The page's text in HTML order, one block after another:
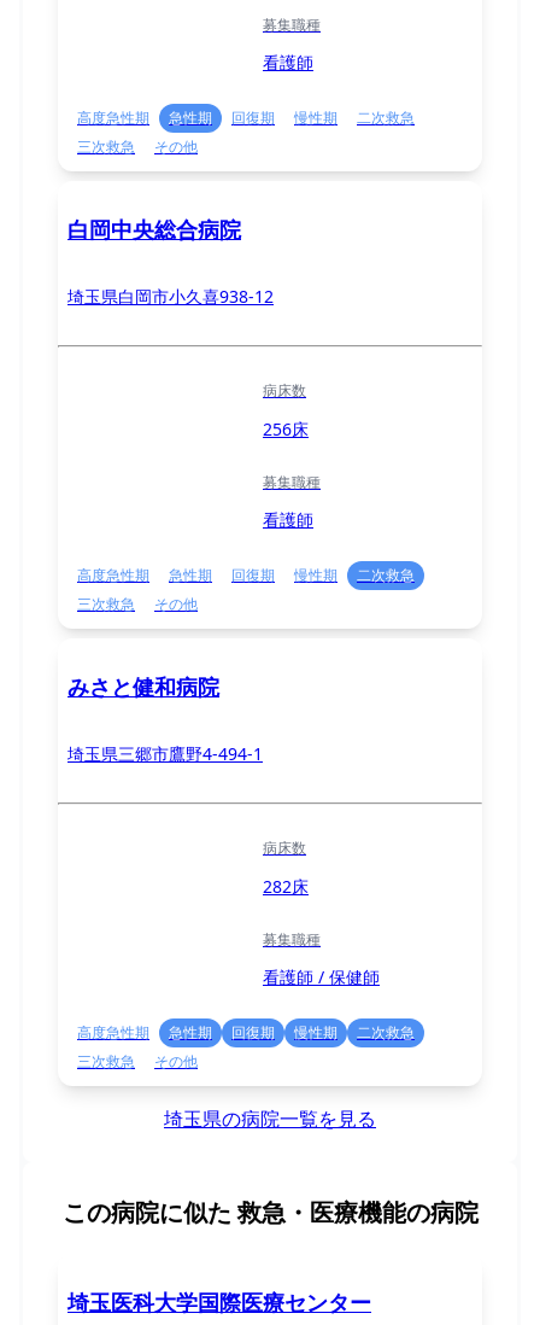
募集職種
看護師
高度急性期 急性期 回復期 慢性期
二次救急
三次救急
その他
白岡中央総合病院
埼玉県白岡市小久喜938-12
病床数
256床
募集職種
看護師
高度急性期 急性期 回復期 慢性期
二次救急
三次救急
その他
みさと健和病院
埼玉県三郷市鷹野4-494-1
病床数
282床
募集職種
看護師 / 保健師
高度急性期 急性期 回復期 慢性期
二次救急
三次救急
その他
埼玉県の病院一覧を見る
この病院に似た 救急・医療機能の病院
埼玉医科大学国際医療センター